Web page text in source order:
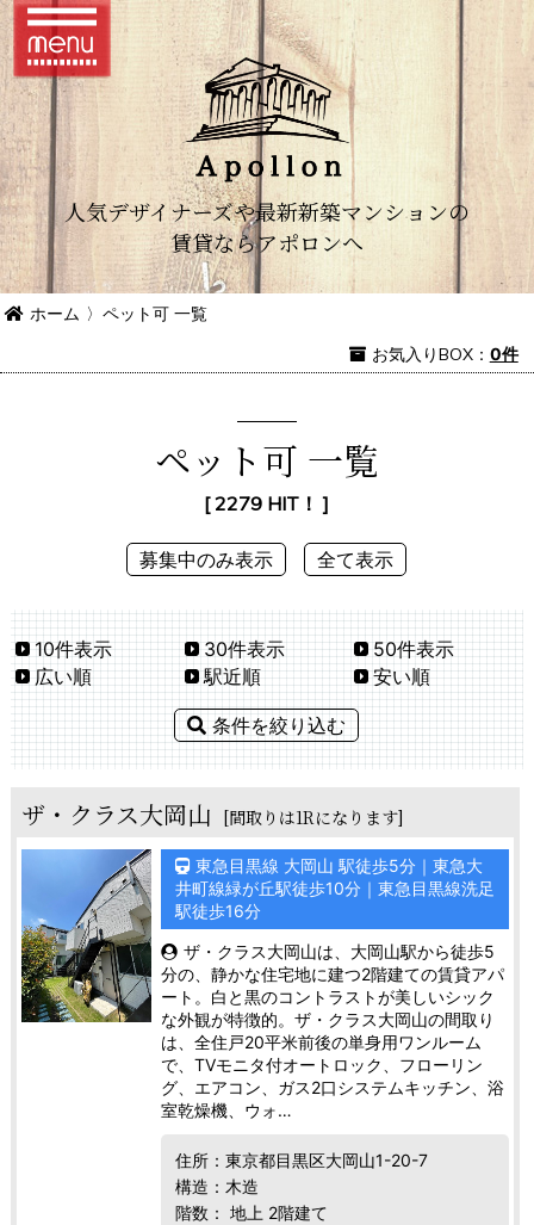
人気デザイナーズや最新新築マンションの
賃貸ならアポロンへ
ホーム 〉ペット可 一覧
お気入りBOX： 0件
ペット可 一覧
[ 2279 HIT！ ]
募集中のみ表示 全て表示
10件表示 30件表示
50件表示
広い順
駅近順 安い順
条件を絞り込む
ザ・クラス大岡山 [間取りは1Rになります]
東急目黒線 大岡山 駅徒歩5分｜東急大
井町線緑が丘駅徒歩10分｜東急目黒線洗足
駅徒歩16分
ザ・クラス大岡山は、大岡山駅から徒歩5
分の、静かな住宅地に建つ2階建ての賃貸アパ
ート。白と黒のコントラストが美しいシック
な外観が特徴的。ザ・クラス大岡山の間取り
は、全住戸20平米前後の単身用ワンルーム
で、TVモニタ付オートロック、フローリン
グ、エアコン、ガス2口システムキッチン、浴
室乾燥機、ウォ…
住所：東京都目黒区大岡山1-20-7
構造：木造
階数： 地上 2階建て